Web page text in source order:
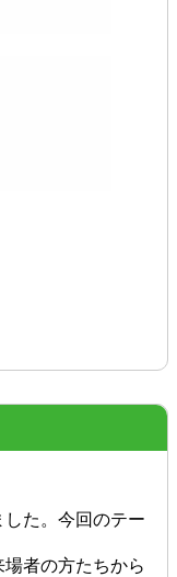
した。今回のテー
者の方たちから